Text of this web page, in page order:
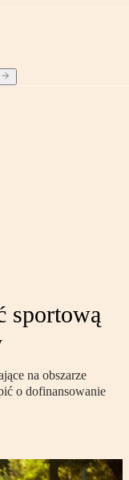
sportową
na obszarze
o dofinansowanie